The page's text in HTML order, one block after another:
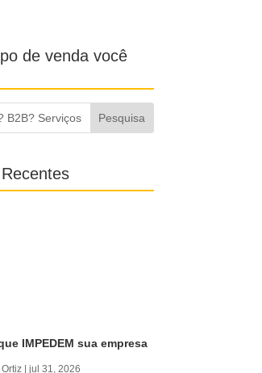
de venda você faz?
Ortiz